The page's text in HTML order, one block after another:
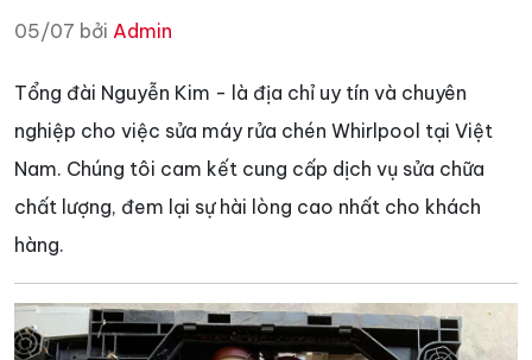
05/07 bởi Admin
Tổng đài Nguyễn Kim - là địa chỉ uy tín và chuyên
nghiệp cho việc sửa máy rửa chén Whirlpool tại Việt
Nam. Chúng tôi cam kết cung cấp dịch vụ sửa chữa
chất lượng, đem lại sự hài lòng cao nhất cho khách
hàng.